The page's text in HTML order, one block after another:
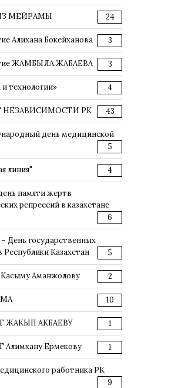
МЕЙРАМЫ 24
Алихана Бокейханова 3
ЖАМБЫЛА ЖАБАЕВА 3
технологии» 4
НЕЗАВИСИМОСТИ РК 43
день медицинской
5
линия" 4
памяти жертв
репрессий в казахстане
6
День государственных
Республики Казахстан
5
Касыму Аманжолову 2
10
ЖАКЫП АКБАЕВУ 1
Алимхану Ермекову 1
работника РК
9